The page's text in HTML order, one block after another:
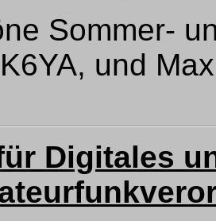
Sommer-
und
Digitales